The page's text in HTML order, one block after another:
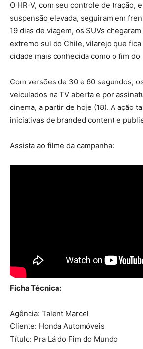
O HR-V, com seu controle de tração,
suspensão elevada, seguiram em
19 dias de viagem, os SUVs
extremo sul do Chile, vilarejo que fica
cidade mais conhecida como o fim do
Com versões de 30 e 60 segundos,
veiculados na TV aberta e por
cinema, a partir de hoje (18). A ação
iniciativas de branded content e
Assista ao filme da campanha:
Ficha Técnica:
Agência: Talent Marcel
Cliente: Honda Automóveis
Título: Pra Lá do Fim do Mundo